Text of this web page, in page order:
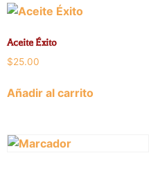
Aceite Éxito
$25.00
Añadir al carrito